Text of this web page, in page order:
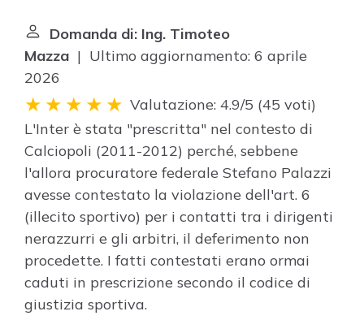
Domanda di: Ing. Timoteo
Mazza | Ultimo aggiornamento: 6 aprile
2026
Valutazione: 4.9/5 (45 voti)
L'Inter è stata "prescritta" nel contesto di
Calciopoli (2011-2012) perché, sebbene
l'allora procuratore federale Stefano Palazzi
avesse contestato la violazione dell'art. 6
(illecito sportivo) per i contatti tra i dirigenti
nerazzurri e gli arbitri, il deferimento non
procedette. I fatti contestati erano ormai
caduti in prescrizione secondo il codice di
giustizia sportiva.